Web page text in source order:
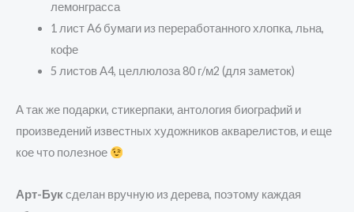
лемонграсса
1 лист А6 бумаги из переработанного хлопка, льна,
кофе
5 листов А4, целлюлоза 80 г/м2 (для заметок)
А так же подарки, стикерпаки, антология биографий и
произведений известных художников акварелистов, и еще
кое что полезное
Арт-Бук сделан вручную из дерева, поэтому каждая